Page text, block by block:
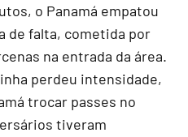
o Panamá empatou
de falta, cometida por
na entrada da área.
perdeu intensidade,
trocar passes no
tiveram